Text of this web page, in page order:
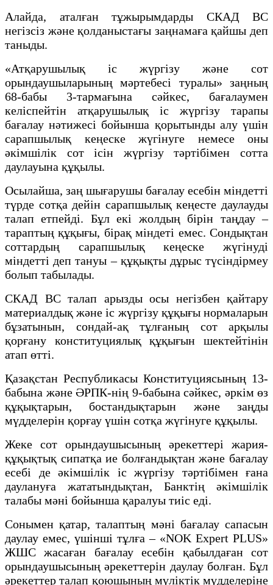
Алайда, аталған тұжырымдарды СКАД ВС
негізсіз және қолданыстағы заңнамаға қайшы деп
таныды.
«Атқарушылық іс жүргізу және сот
орындаушыларының мәртебесі туралы» заңның
68-бабы 3-тармағына сәйкес, бағалаумен
келіспейтін атқарушылық іс жүргізу тарапы
бағалау нәтижесі бойынша қорытынды алу үшін
сарапшылық кеңеске жүгінуге немесе оны
әкімшілік сот ісін жүргізу тәртібімен сотта
даулауына құқылы.
Осылайша, заң шығарушы бағалау есебін міндетті
түрде сотқа дейін сарапшылық кеңесте даулауды
талап етпейді. Бұл екі жолдың бірін таңдау –
тараптың құқығы, бірақ міндеті емес. Сондықтан
соттардың сарапшылық кеңеске жүгінуді
міндетті деп тануы – құқықты дұрыс түсіндірмеу
болып табылады.
СКАД ВС талап арызды осы негізбен қайтару
материалдық және іс жүргізу құқығы нормаларын
бұзатынын, сондай-ақ тұлғаның сот арқылы
қорғану конституциялық құқығын шектейтінін
атап өтті.
Қазақстан Республикасы Конституциясының 13-
бабына және ӘРПК-нің 9-бабына сәйкес, әркім өз
құқықтарын, бостандықтарын және заңды
мүдделерін қорғау үшін сотқа жүгінуге құқылы.
Жеке сот орындаушысының әрекеттері жария-
құқықтық сипатқа ие болғандықтан және бағалау
есебі де әкімшілік іс жүргізу тәртібімен ғана
даулануға жататындықтан, Банктің әкімшілік
талабы мәні бойынша қаралуы тиіс еді.
Сонымен қатар, талаптың мәні бағалау сапасын
даулау емес, үшінші тұлға – «NOK Expert PLUS»
ЖШС жасаған бағалау есебін қабылдаған сот
орындаушысының әрекеттерін даулау болған. Бұл
әрекеттер талап қоюшының мүліктік мүдделеріне